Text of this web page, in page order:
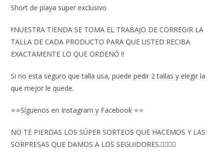
Short de playa super exclusivo
‼️NUESTRA TIENDA SE TOMA EL TRABAJO DE CORREGIR LA
TALLA DE CADA PRODUCTO PARA QUE USTED RECIBA
EXACTAMENTE LO QUE ORDENÓ ‼️
Si no esta seguro que talla usa, puede pedir 2 tallas y elegir la
que mejor le quede.
⭐⭐Síguenos en Instagram y Facebook ⭐⭐
NO TE PIERDAS LOS SÚPER SORTEOS QUE HACEMOS Y LAS
SORPRESAS QUE DAMOS A LOS SEGUIDORES.👇🏻👇🏻